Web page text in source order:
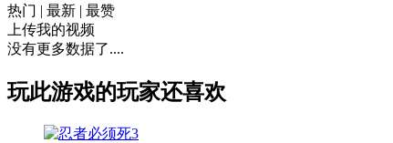
热门 | 最新 | 最赞
上传我的视频
没有更多数据了....
玩此游戏的玩家还喜欢